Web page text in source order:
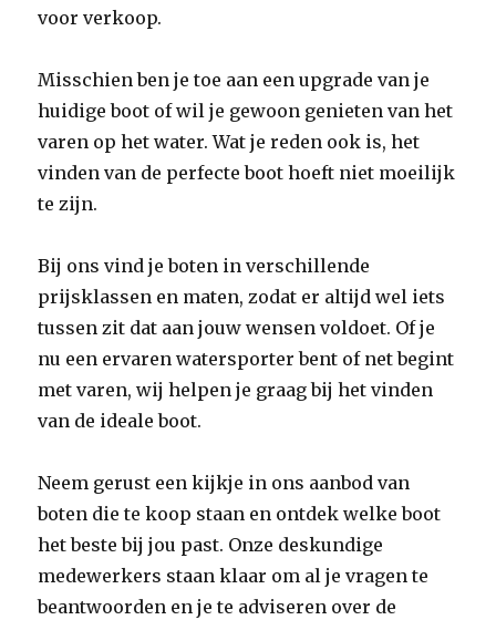
voor verkoop.
Misschien ben je toe aan een upgrade van je
huidige boot of wil je gewoon genieten van het
varen op het water. Wat je reden ook is, het
vinden van de perfecte boot hoeft niet moeilijk
te zijn.
Bij ons vind je boten in verschillende
prijsklassen en maten, zodat er altijd wel iets
tussen zit dat aan jouw wensen voldoet. Of je
nu een ervaren watersporter bent of net begint
met varen, wij helpen je graag bij het vinden
van de ideale boot.
Neem gerust een kijkje in ons aanbod van
boten die te koop staan en ontdek welke boot
het beste bij jou past. Onze deskundige
medewerkers staan klaar om al je vragen te
beantwoorden en je te adviseren over de